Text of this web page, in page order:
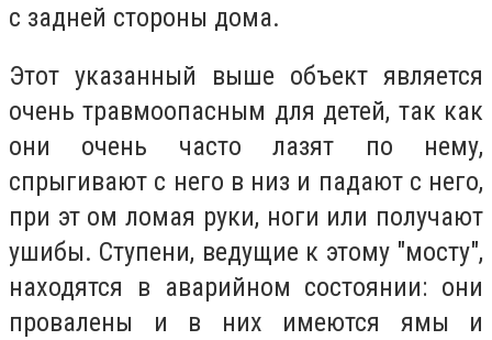
с задней стороны дома.
Этот указанный выше объект является
очень травмоопасным для детей, так как
они очень часто лазят по нему,
спрыгивают с него в низ и падают с него,
при эт ом ломая руки, ноги или получают
ушибы. Ступени, ведущие к этому "мосту",
находятся в аварийном состоянии: они
провалены и в них имеются ямы и